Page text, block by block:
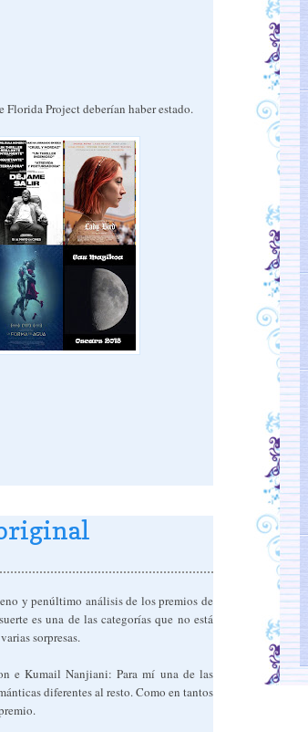
Florida Project deberían haber estado.
y penúltimo análisis de los premios de
es una de las categorías que no está
sorpresas.
e Kumail Nanjiani: Para mí una de las
diferentes al resto. Como en tantos